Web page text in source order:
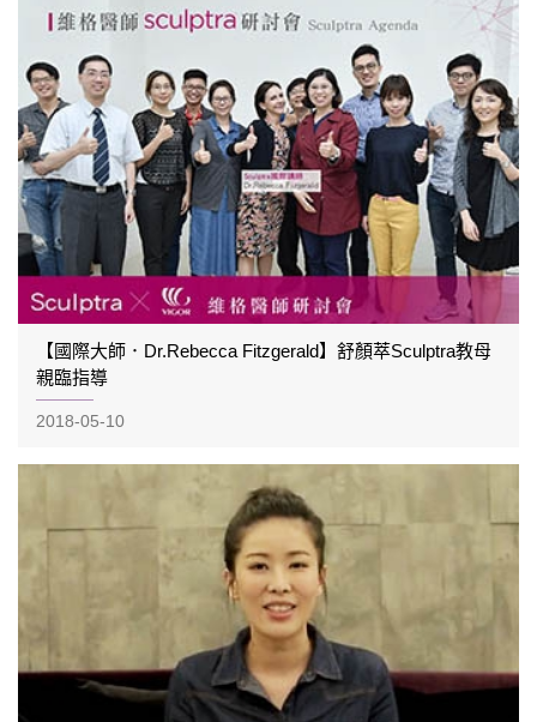
【國際大師．Dr.Rebecca Fitzgerald】舒顏萃Sculptra教母
親臨指導
2018-05-10